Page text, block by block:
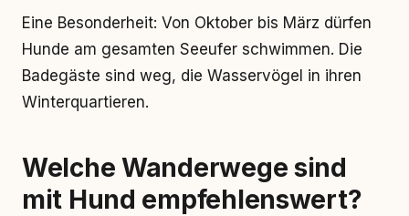
Eine Besonderheit: Von Oktober bis März dürfen
Hunde am gesamten Seeufer schwimmen. Die
Badegäste sind weg, die Wasservögel in ihren
Winterquartieren.
Welche Wanderwege sind
mit Hund empfehlenswert?